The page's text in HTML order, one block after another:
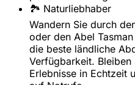
🏞️ Naturliebhaber
Wandern Sie durch
oder den Abel
die beste ländliche
Verfügbarkeit. Bleiben
Erlebnisse in Echtzeit